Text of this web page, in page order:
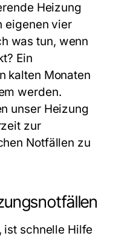
Heizung
eigenen vier
was tun, wenn
Ein
kalten Monaten
werden.
unser Heizung
zur
Notfällen zu
ist schnelle Hilfe